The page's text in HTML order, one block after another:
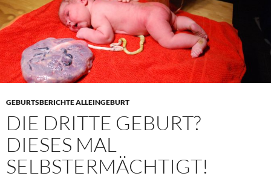
GEBURTSBERICHTE ALLEINGEBURT
DIE DRITTE GEBURT?
DIESES MAL
SELBSTERMÄCHTIGT!